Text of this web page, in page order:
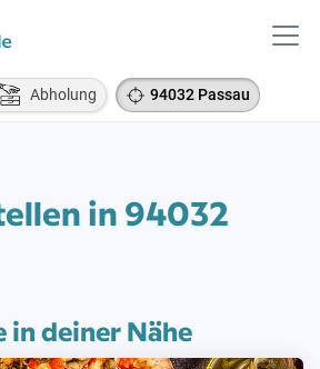
Abholung 94032 Passau
in 94032
deiner Nähe